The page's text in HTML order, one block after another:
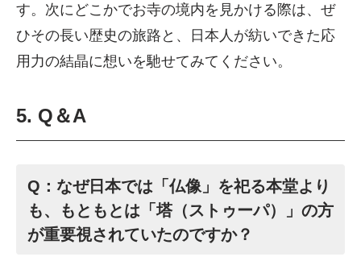
す。次にどこかでお寺の境内を見かける際は、ぜ
ひその長い歴史の旅路と、日本人が紡いできた応
用力の結晶に想いを馳せてみてください。
5. Q＆A
Q：なぜ日本では「仏像」を祀る本堂より
も、もともとは「塔（ストゥーパ）」の方
が重要視されていたのですか？